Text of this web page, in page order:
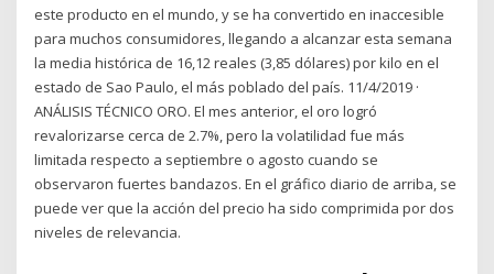
este producto en el mundo, y se ha convertido en inaccesible
para muchos consumidores, llegando a alcanzar esta semana
la media histórica de 16,12 reales (3,85 dólares) por kilo en el
estado de Sao Paulo, el más poblado del país. 11/4/2019 ·
ANÁLISIS TÉCNICO ORO. El mes anterior, el oro logró
revalorizarse cerca de 2.7%, pero la volatilidad fue más
limitada respecto a septiembre o agosto cuando se
observaron fuertes bandazos. En el gráfico diario de arriba, se
puede ver que la acción del precio ha sido comprimida por dos
niveles de relevancia.